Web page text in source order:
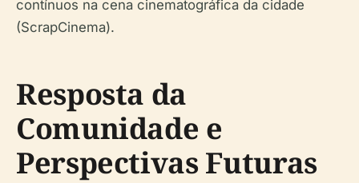
contínuos na cena cinematográfica da cidade
(ScrapCinema).
Resposta da
Comunidade e
Perspectivas Futuras